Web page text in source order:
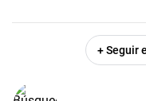
+ Seguir